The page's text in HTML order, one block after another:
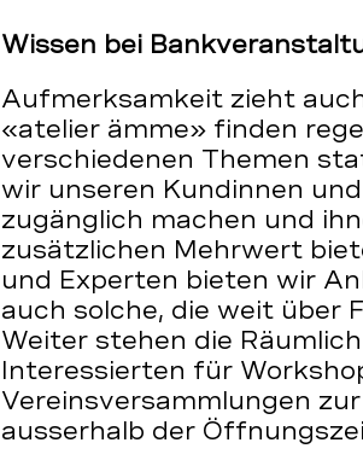
Wissen bei
Aufmerksamkeit zieht
«atelier ämme» finden
verschiedenen Themen
wir unseren Kundinnen
zugänglich machen und
zusätzlichen Mehrwert
und Experten bieten wir
auch solche, die weit über
Weiter stehen die
Interessierten für
Vereinsversammlungen
ausserhalb der